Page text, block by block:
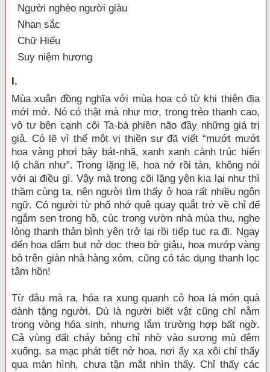
Người nghèo người giàu
Nhan sắc
Chữ Hiếu
Suy niệm hương
I.
Mùa xuân đồng nghĩa với mùa hoa có từ khi thiên địa
mới mở. Nó có thật mà như mơ, trong trẻo thanh cao,
vô tư bên cạnh cõi Ta-bà phiền não đầy những giá trị
giả. Có lẽ vì thế một vị thiền sư đã viết “mướt mướt
hoa vàng phơi bày bát-nhã, xanh xanh cành trúc hiển
lộ chân như”. Trong lặng lẽ, hoa nở rồi tàn, không nói
với ai điều gì. Vậy mà trong cõi lặng yên kia lại như thì
thầm cùng ta, nên người tìm thấy ở hoa rất nhiều ngôn
ngữ. Có người từ phố nhớ quê quay quắt trở về chỉ để
ngắm sen trong hồ, cúc trong vườn nhà mùa thu, nghe
lòng thanh thản bình yên trở lại rồi tiếp tục ra đi. Ngay
đến hoa dâm bụt nở dọc theo bờ giậu, hoa mướp vàng
bò trên giàn nhà hàng xóm, cũng có tác dụng thanh lọc
tâm hồn!
Từ đâu mà ra, hóa ra xung quanh cỏ hoa là món quà
dành tặng người. Dù là người biết vật cũng chỉ nằm
trong vòng hóa sinh, nhưng lắm trường hợp bất ngờ.
Cả vùng đất cháy bỏng chỉ nhờ vào sương mù đêm
xuống, sa mạc phát tiết nở hoa, nơi ấy xa xôi chỉ thấy
qua màn hình, chưa tận mắt nhìn thấy. Chỉ thấy các